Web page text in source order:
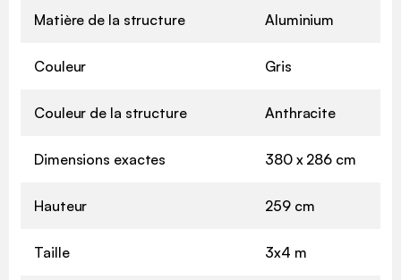
Matière de la structure Aluminium
Couleur Gris
Couleur de la structure Anthracite
Dimensions exactes 380 x 286 cm
Hauteur 259 cm
Taille 3x4 m